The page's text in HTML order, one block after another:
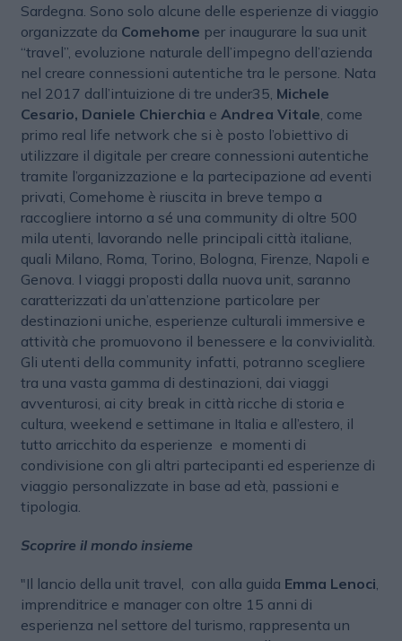
Sardegna. Sono solo alcune delle esperienze di viaggio
organizzate da Comehome per inaugurare la sua unit
“travel”, evoluzione naturale dell’impegno dell’azienda
nel creare connessioni autentiche tra le persone. Nata
nel 2017 dall’intuizione di tre under35, Michele
Cesario, Daniele Chierchia e Andrea Vitale , come
primo real life network che si è posto l’obiettivo di
utilizzare il digitale per creare connessioni autentiche
tramite l’organizzazione e la partecipazione ad eventi
privati, Comehome è riuscita in breve tempo a
raccogliere intorno a sé una community di oltre 500
mila utenti, lavorando nelle principali città italiane,
quali Milano, Roma, Torino, Bologna, Firenze, Napoli e
Genova. I viaggi proposti dalla nuova unit, saranno
caratterizzati da un’attenzione particolare per
destinazioni uniche, esperienze culturali immersive e
attività che promuovono il benessere e la convivialità.
Gli utenti della community infatti, potranno scegliere
tra una vasta gamma di destinazioni, dai viaggi
avventurosi, ai city break in città ricche di storia e
cultura, weekend e settimane in Italia e all’estero, il
tutto arricchito da esperienze e momenti di
condivisione con gli altri partecipanti ed esperienze di
viaggio personalizzate in base ad età, passioni e
tipologia.
Scoprire il mondo insieme
"Il lancio della unit travel, con alla guida Emma Lenoci
imprenditrice e manager con oltre 15 anni di
esperienza nel settore del turismo, rappresenta un